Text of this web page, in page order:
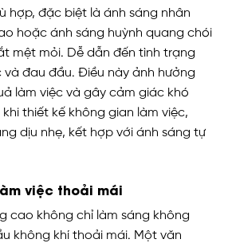
hợp, đặc biệt là ánh sáng nhân
hoặc ánh sáng huỳnh quang chói
mệt mỏi. Dễ dẫn đến tình trạng
đau đầu. Điều này ảnh hưởng
làm việc và gây cảm giác khó
khi thiết kế không gian làm việc,
dịu nhẹ, kết hợp với ánh sáng tự
việc thoải mái
cao không chỉ làm sáng không
không khí thoải mái. Một văn